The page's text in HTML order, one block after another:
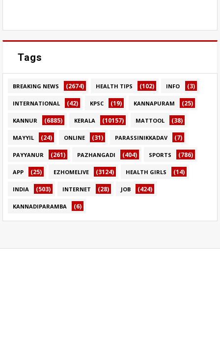
Tags
BREAKING NEWS (2674) HEALTH TIPS (102) INFO (3)
INTERNATIONAL (42) KPSC (19) KANNAPURAM (25)
KANNUR (6885) KERALA (10157) MATTOOL (38)
MAYYIL (24) ONLINE (31) PARASSINIKKADAV (7)
PAYYANUR (261) PAZHANGADI (404) SPORTS (786)
APP (25) EZHOMELIVE (3124) HEALTH GIRLS (14)
INDIA (503) INTERNET (28) JOB (424)
KANNADIPARAMBA (6)